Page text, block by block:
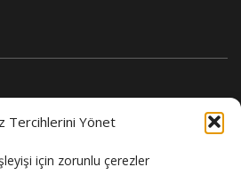
Tercihlerini Yönet
için zorunlu çerezler